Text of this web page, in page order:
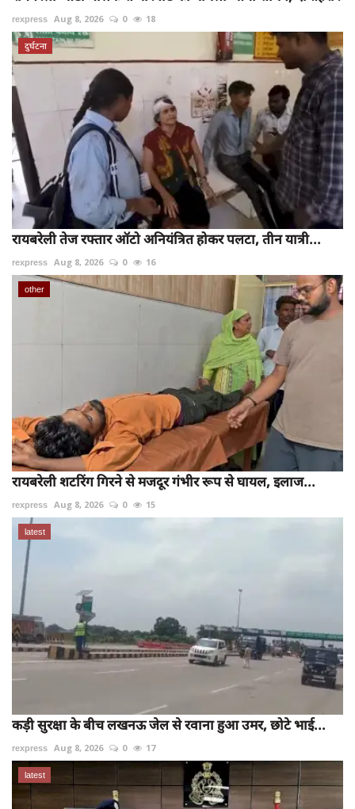
rexpress Aug 8, 2026 0 18
दुर्घटना
रायबरेली तेज रफ्तार ऑटो अनियंत्रित होकर पलटा, तीन यात्री...
rexpress Aug 8, 2026 0 16
other
रायबरेली शटरिंग गिरने से मजदूर गंभीर रूप से घायल, इलाज...
rexpress Aug 8, 2026 0 15
latest
कड़ी सुरक्षा के बीच लखनऊ जेल से रवाना हुआ उमर, छोटे भाई...
rexpress Aug 8, 2026 0 17
latest